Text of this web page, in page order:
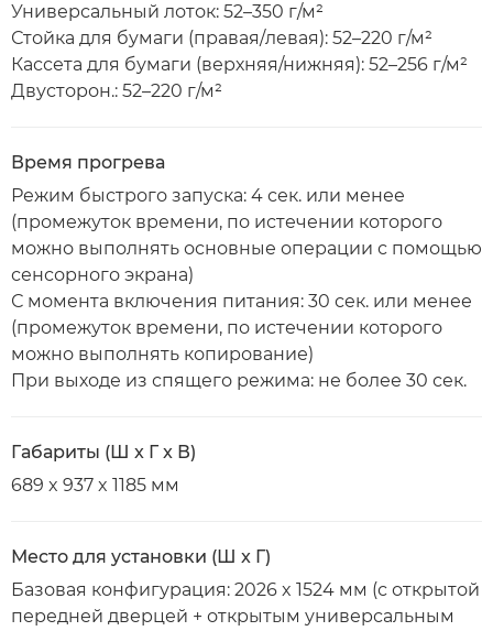
Универсальный лоток: 52–350 г/м²
Стойка для бумаги (правая/левая): 52–220 г/м²
Кассета для бумаги (верхняя/нижняя): 52–256 г/м²
Двусторон.: 52–220 г/м²
Время прогрева
Режим быстрого запуска: 4 сек. или менее
(промежуток времени, по истечении которого
можно выполнять основные операции с помощью
сенсорного экрана)
С момента включения питания: 30 сек. или менее
(промежуток времени, по истечении которого
можно выполнять копирование)
При выходе из спящего режима: не более 30 сек.
Габариты (Ш x Г x В)
689 x 937 x 1185 мм
Место для установки (Ш x Г)
Базовая конфигурация: 2026 x 1524 мм (с открытой
передней дверцей + открытым универсальным